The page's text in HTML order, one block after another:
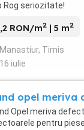
Rog seriozitate!
RON/m2 | 5 m2
Manastiur, Timis
16 iulie
opel meriva
Opel meriva
pentru